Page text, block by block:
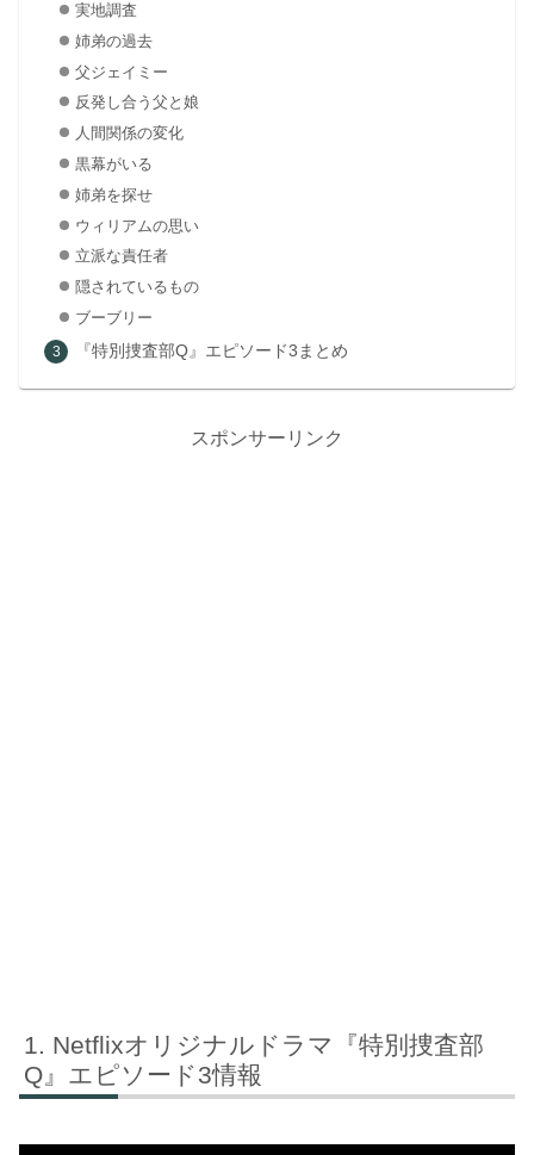
実地調査
姉弟の過去
父ジェイミー
反発し合う父と娘
人間関係の変化
黒幕がいる
姉弟を探せ
ウィリアムの思い
立派な責任者
隠されているもの
ブーブリー
『特別捜査部Q』エピソード3まとめ
スポンサーリンク
Netflixオリジナルドラマ『特別捜査部
Q』エピソード3情報